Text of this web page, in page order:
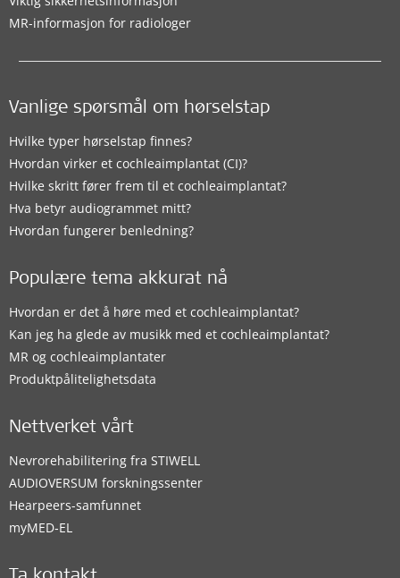
MR-informasjon for radiologer
Vanlige spørsmål om hørselstap
Hvilke typer hørselstap finnes?
Hvordan virker et cochleaimplantat (CI)?
Hvilke skritt fører frem til et cochleaimplantat?
Hva betyr audiogrammet mitt?
Hvordan fungerer benledning?
Populære tema akkurat nå
Hvordan er det å høre med et cochleaimplantat?
Kan jeg ha glede av musikk med et cochleaimplantat?
MR og cochleaimplantater
Produktpålitelighetsdata
Nettverket vårt
Nevrorehabilitering fra STIWELL
AUDIOVERSUM forskningssenter
Hearpeers-samfunnet
myMED‑EL